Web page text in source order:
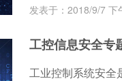
发表于：2018/9/7 下
工控信息安全专
工业控制系统安全